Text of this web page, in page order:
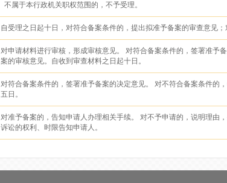
不属于本行政机关职权范围的，不予受理。
自受理之日起十日，对符合备案条件的，提出拟准予备案的审查意见
对申请材料进行审核，形成审核意见。 对符合备案条件的，签署准予
案的审核意见。自收到审查材料之日起十日。
对符合备案条件的，签署准予备案的决定意见。 对不符合备案条件的
五日。
对准予备案的，告知申请人办理相关手续。 对不予申请的，说明理由
诉讼的权利、时限告知申请人。